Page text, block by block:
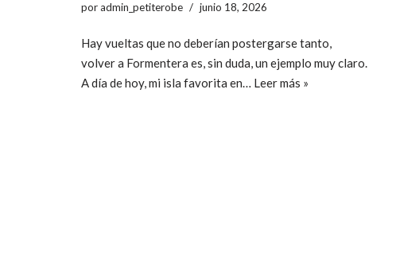
poradmin_petiterobe junio 18, 2026
Hay vueltas que no deberían postergarse tanto,
volver a Formentera es, sin duda, un ejemplo muy claro.
A día de hoy, mi isla favorita en… Leer más »